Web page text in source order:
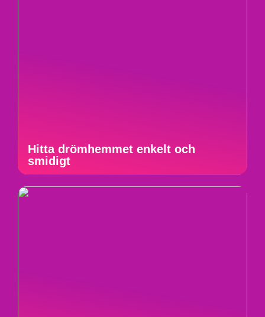
Hitta drömhemmet enkelt och
smidigt